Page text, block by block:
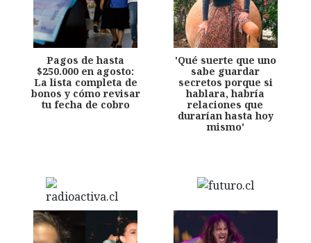
Pagos de hasta
$250.000 en agosto:
La lista completa de
bonos y cómo revisar
tu fecha de cobro
'Qué suerte que uno
sabe guardar
secretos porque si
hablara, habría
relaciones que
durarían hasta hoy
mismo'